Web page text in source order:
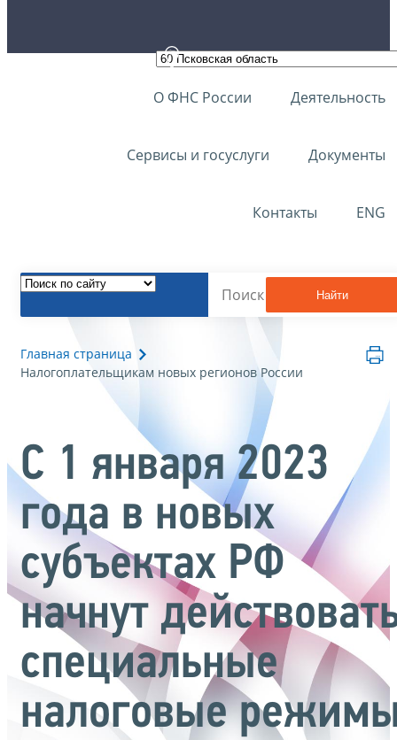
О ФНС России Деятельность
Сервисы и госуслуги Документы
Контакты ENG
Найти
Главная страница
Налогоплательщикам новых регионов России
С 1 января 2023
года в новых
субъектах РФ
начнут
специальные
налоговые